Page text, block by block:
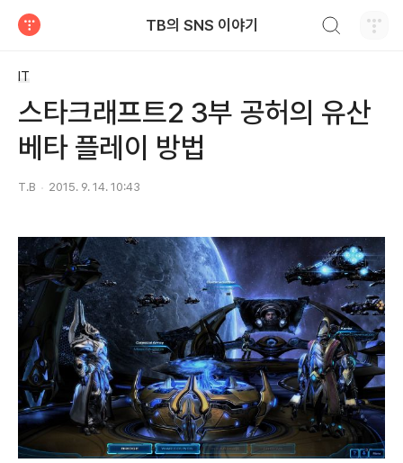
TB의 SNS 이야기
IT
스타크래프트2 3부 공허의 유산
베타 플레이 방법
T.B 2015. 9. 14. 10:43